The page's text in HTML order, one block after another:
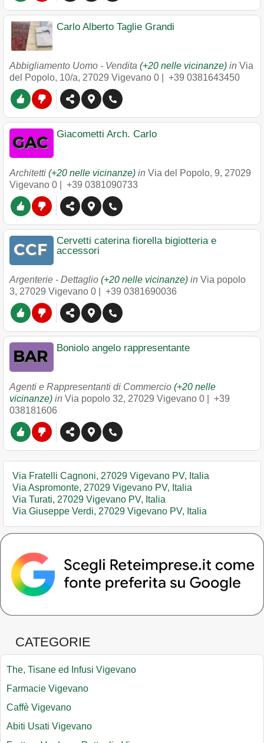
Carlo Alberto Taglie Grandi
Abbigliamento Uomo - Vendita (+20 nelle vicinanze) in Via
del Popolo, 10/a, 27029 Vigevano 0 | +39 0381643450
Giacometti Arch. Carlo
Architetti (+20 nelle vicinanze) in Via del Popolo, 9, 27029
Vigevano 0 | +39 0381090733
Cervetti caterina fiorella bigiotteria e
accessori
Argenterie - Dettaglio (+20 nelle vicinanze) in Via popolo
3, 27029 Vigevano 0 | +39 0381690036
Boniolo angelo rappresentante
Agenti e Rappresentanti di Commercio (+20 nelle
vicinanze) in Via popolo 32, 27029 Vigevano 0 | +39
038181606
Via Fratelli Cagnoni, 27029 Vigevano PV, Italia
Via Aspromonte, 27029 Vigevano PV, Italia
Via Turati, 27029 Vigevano PV, Italia
Via Giuseppe Verdi, 27029 Vigevano PV, Italia
CATEGORIE
The, Tisane ed Infusi Vigevano
Farmacie Vigevano
Caffè Vigevano
Abiti Usati Vigevano